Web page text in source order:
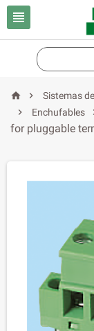

  Sistemas

Enchufables
for pluggable